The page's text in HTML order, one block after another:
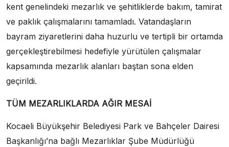
kent genelindeki mezarlık ve şehitliklerde bakım, tamirat
ve paklık çalışmalarını tamamladı. Vatandaşların
bayram ziyaretlerini daha huzurlu ve tertipli bir ortamda
gerçekleştirebilmesi hedefiyle yürütülen çalışmalar
kapsamında mezarlık alanları baştan sona elden
geçirildi.
TÜM MEZARLIKLARDA AĞIR MESAİ
Kocaeli Büyükşehir Belediyesi Park ve Bahçeler Dairesi
Başkanlığı’na bağlı Mezarlıklar Şube Müdürlüğü